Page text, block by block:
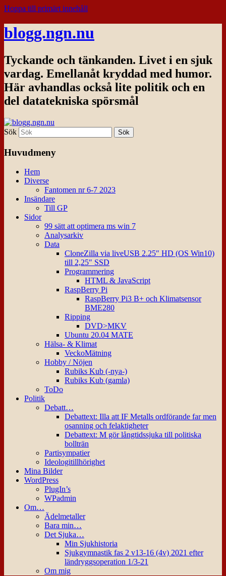
Hoppa till primärt innehåll
blogg.ngn.nu
Tyckande och tänkanden. Livet i en sjuk
vardag. Emellanåt kryddad med humor.
Här avhandlas också lite politik och en
del datatekniska spörsmål
Sök
Huvudmeny
Hem
Diverse
Fantomen nr 6-7 2023
Insändare
Till GP
Sidor
99 sätt att optimera ms win 7
Analysarkiv
Data
CloneZilla via liveUSB 2.25″ HD (OS Win10)
till 2,25″ SSD
Programmering
HTML & JavaScript
RaspBerry Pi
RaspBerry Pi3 B+ och Klimatsensor
BME280
Ripping
DVD>MKV
Ubuntu 20.04 MATE
Hälsa- & Klimat
VeckoMätning
Hobby / Nöjen
Rubiks Kub (-nya-)
Rubiks Kub (gamla)
ToDo
Politik
Debatt…
Debattext: Illa att IF Metalls ordförande far men
osanning och felaktigheter
Debattext: M gör långtidssjuka till politiska
bollträn
Partisympatier
Ideologitillhörighet
Mina Bilder
WordPress
PlugIn’s
WPadmin
Om…
Ädelmetaller
Bara min…
Det Sjuka…
Min Sjukhistoria
Sjukgymnastik fas 2 v13-16 (4v) 2021 efter
ländryggsoperation 1/3-21
Om mig